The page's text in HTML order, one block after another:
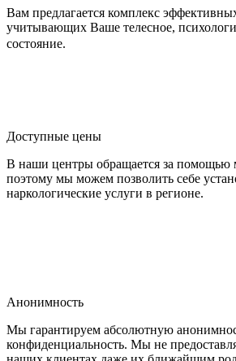
Вам предлагается комплекс
учитывающих Ваше телесное,
состояние.
Доступные цены
В наши центры обращается за помощью
поэтому мы можем позволить себе
наркологические услуги в регионе.
Анонимность
Мы гарантируем абсолютную
конфиденциальность. Мы не